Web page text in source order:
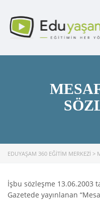
EDUYAŞAM 360 EĞITIM MERKEZI >
İşbu sözleşme 13.06.2003
Gazetede yayınlanan